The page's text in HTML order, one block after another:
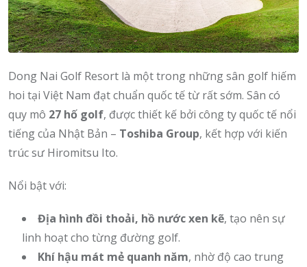
Dong Nai Golf Resort là một trong những sân golf hiếm
hoi tại Việt Nam đạt chuẩn quốc tế từ rất sớm. Sân có
quy mô 27 hố golf, được thiết kế bởi công ty quốc tế nổi
tiếng của Nhật Bản – Toshiba Group, kết hợp với kiến
trúc sư Hiromitsu Ito.
Nổi bật với:
Địa hình đồi thoải, hồ nước xen kẽ, tạo nên sự
linh hoạt cho từng đường golf.
Khí hậu mát mẻ quanh năm, nhờ độ cao trung